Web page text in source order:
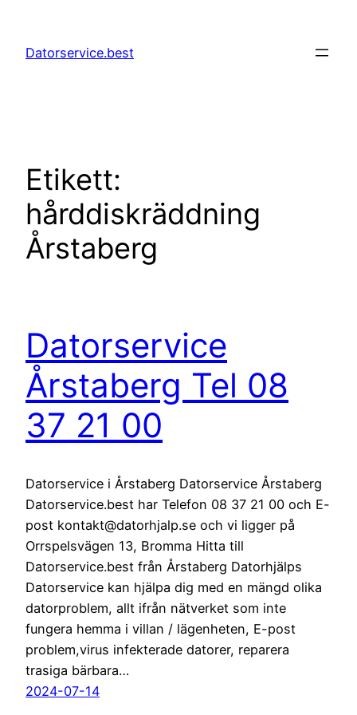
innehåll
Datorservice.best
Etikett:
hårddiskräddning
Årstaberg
Datorservice
Årstaberg Tel 08
37 21 00
Datorservice i Årstaberg Datorservice Årstaberg
Datorservice.best har Telefon 08 37 21 00 och E-
post kontakt@datorhjalp.se och vi ligger på
Orrspelsvägen 13, Bromma Hitta till
Datorservice.best från Årstaberg Datorhjälps
Datorservice kan hjälpa dig med en mängd olika
datorproblem, allt ifrån nätverket som inte
fungera hemma i villan / lägenheten, E-post
problem,virus infekterade datorer, reparera
trasiga bärbara…
2024-07-14